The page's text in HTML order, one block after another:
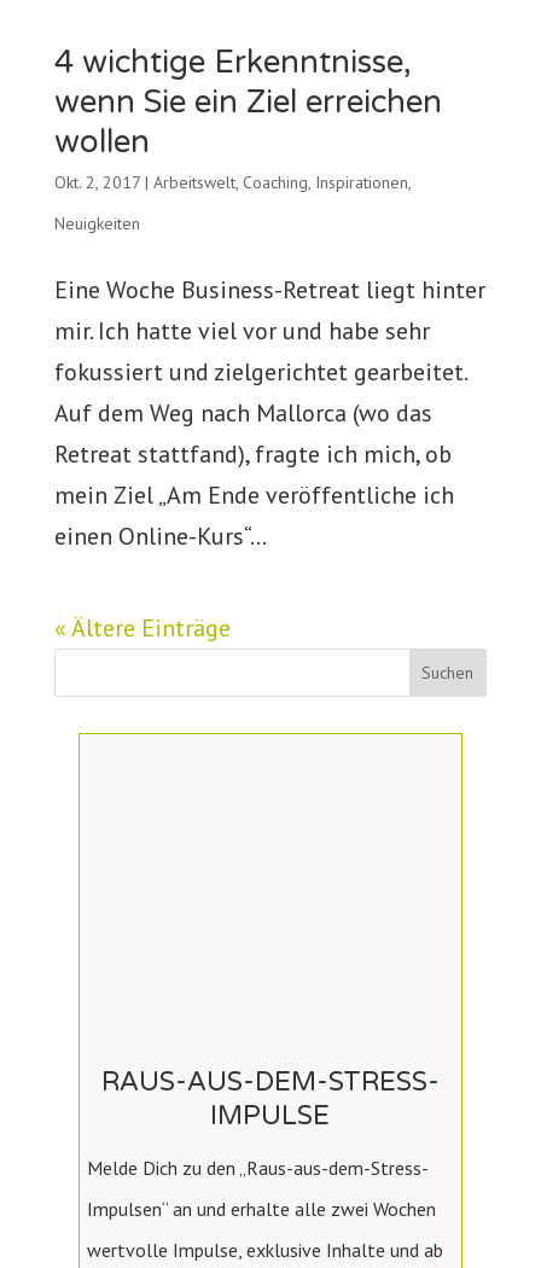
4 wichtige Erkenntnisse,
wenn Sie ein Ziel erreichen
wollen
Okt. 2, 2017| Arbeitswelt, Coaching, Inspirationen,
Neuigkeiten
Eine Woche Business-Retreat liegt hinter
mir. Ich hatte viel vor und habe sehr
fokussiert und zielgerichtet gearbeitet.
Auf dem Weg nach Mallorca (wo das
Retreat stattfand), fragte ich mich, ob
mein Ziel „Am Ende veröffentliche ich
einen Online-Kurs“...
« Ältere Einträge
RAUS-AUS-DEM-STRESS-
IMPULSE
Melde Dich zu den „Raus-aus-dem-Stress-
Impulsen“ an und erhalte alle zwei Wochen
wertvolle Impulse, exklusive Inhalte und ab